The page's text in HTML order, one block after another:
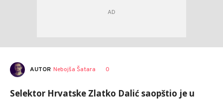
AUTOR Nebojša Šatara 0
Selektor Hrvatske Zlatko Dalić saopštio je u